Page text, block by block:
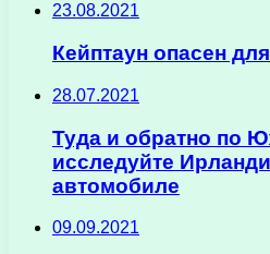
23.08.2021
Кейптаун опасен
28.07.2021
Туда и обратно по
исследуйте
автомобиле
09.09.2021